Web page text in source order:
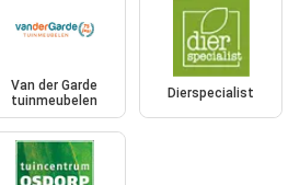
Van der Garde
tuinmeubelen
Dierspecialist